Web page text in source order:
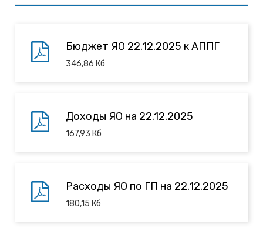
Бюджет ЯО 22.12.2025 к АППГ
346,86 Кб
Доходы ЯО на 22.12.2025
167,93 Кб
Расходы ЯО по ГП на 22.12.2025
180,15 Кб